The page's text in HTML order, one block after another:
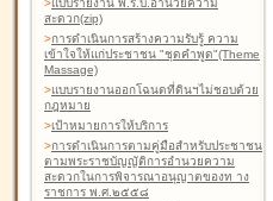
>แบบรายงาน พ.ร.บ.อำนวยความ
สะดวก(zip)
>การดำเนินการสร้างความรับรู้ ความ
เข้าใจให้แก่ประชาชน "ชุดคำพูด"(Theme
Massage)
>แบบรายงานออกโฉนดที่ดินฯไม่ชอบด้วย
กฎหมาย
>เป้าหมายการให้บริการ
>การดำเนินการตามคู่มือสำหรับประชาชน
ตามพระราชบัญญัติการอำนวยความ
สะดวกในการพิจารณาอนุญาตของท าง
ราชการ พ.ศ.๒๕๕๘